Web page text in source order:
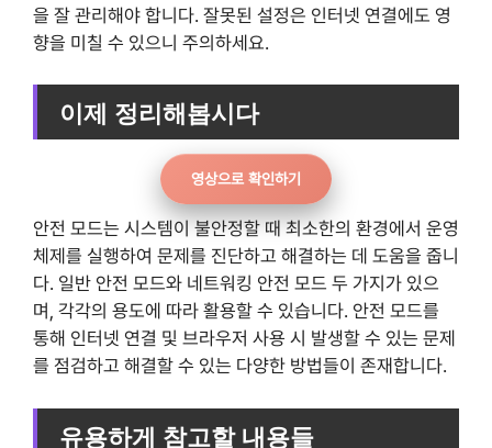
을 잘 관리해야 합니다. 잘못된 설정은 인터넷 연결에도 영
향을 미칠 수 있으니 주의하세요.
이제 정리해봅시다
영상으로 확인하기
안전 모드는 시스템이 불안정할 때 최소한의 환경에서 운영
체제를 실행하여 문제를 진단하고 해결하는 데 도움을 줍니
다. 일반 안전 모드와 네트워킹 안전 모드 두 가지가 있으
며, 각각의 용도에 따라 활용할 수 있습니다. 안전 모드를
통해 인터넷 연결 및 브라우저 사용 시 발생할 수 있는 문제
를 점검하고 해결할 수 있는 다양한 방법들이 존재합니다.
유용하게 참고할 내용들